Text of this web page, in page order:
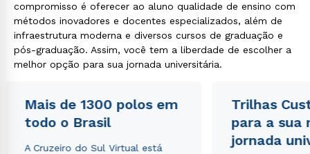
compromisso é oferecer ao aluno qualidade de ensino com
métodos inovadores e docentes especializados, além de
infraestrutura moderna e diversos cursos de graduação e
pós-graduação. Assim, você tem a liberdade de escolher a
melhor opção para sua jornada universitária.
Mais de 1300 polos em
todo o Brasil
A Cruzeiro do Sul Virtual está
Trilhas
para a sua
jornada
Estou de acordo com a Política de Privacidade.